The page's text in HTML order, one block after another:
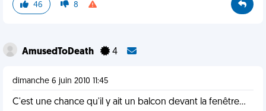
46 8
AmusedToDeath 4
dimanche 6 juin 2010 11:45
C'est une chance qu'il y ait un balcon devant la fenêtre...